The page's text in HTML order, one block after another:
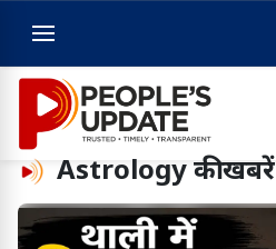
Astrologyकी खबरें